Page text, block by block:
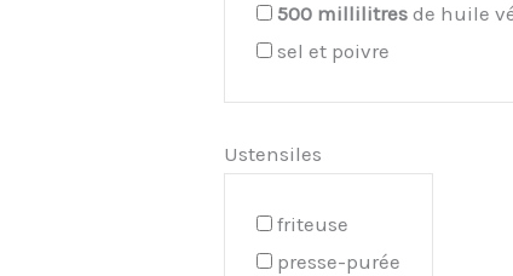
500 millilitres de huile
sel et poivre
Ustensiles
friteuse
presse-purée